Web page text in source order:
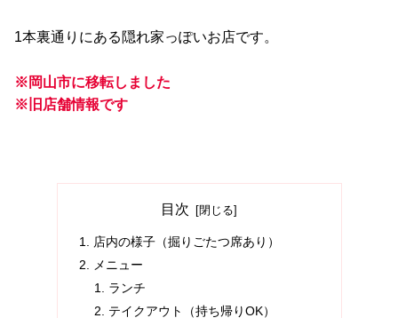
1本裏通りにある隠れ家っぽいお店です。
※岡山市に移転しました
※旧店舗情報です
目次
店内の様子（掘りごたつ席あり）
メニュー
ランチ
テイクアウト（持ち帰りOK）